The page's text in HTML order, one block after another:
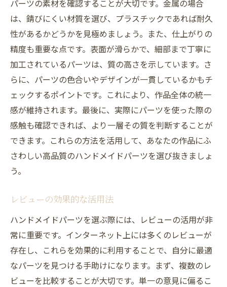
パーツの素材を確認することが大切です。金属の場合
は、錆びにくい材質を選び、プラスチックであれば耐久
性があるかどうかを見極めましょう。また、仕上がりの
精度も重要な点です。表面が滑らかで、細部まで丁寧に
加工されているパーツは、質の高さを示しています。さ
らに、パーツの色合いやデザインが一貫しているかもチ
ェックするポイントです。これにより、作品全体の統一
感が維持されます。最後に、実際にパーツを使った際の
感触も確認できれば、より一層その質を判断することが
できます。これらの方法を活用して、あなたの作品にふ
さわしい高品質のハンドメイドパーツを選び抜きましょ
う。
レビューの効果的な活用法
ハンドメイドパーツを選ぶ際には、レビューの活用が非
常に重要です。インターネット上には多くのレビューが
存在し、これらを効果的に利用することで、自分に最適
なパーツを見つける手助けになります。まず、複数のレ
ビューを比較することが大切です。単一の意見に偏るこ